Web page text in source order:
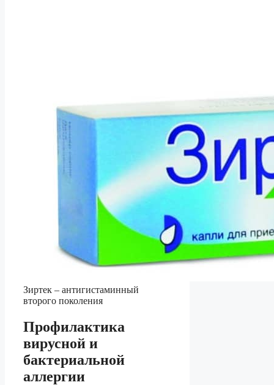
Зиртек – антигистаминный
второго поколения
Профилактика
вирусной и
бактериальной
аллергии